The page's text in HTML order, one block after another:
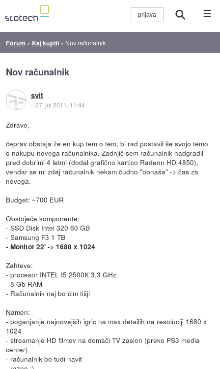
☰
Forum » Kaj kupiti » Nov računalnik
Nov računalnik
svit
::27. jul 2011, 11:44
Zdravo,
čeprav obstaja že en kup tem o tem, bi rad postavil še svojo temo
o nakupu novega računalnika. Zadnjič sem računalnik nadgradil
pred dobrimi 4 letmi (dodal grafično kartico Radeon HD 4850),
vendar se mi zdaj računalnik nekam čudno "obnaša" -> čas za
novega.
Budget: ~700 EUR
Obstoječe komponente:
- SSD Disk Intel 320 80 GB
- Samsung F3 1 TB
- Monitor 22' -> 1680 x 1024
Zahteve:
- procesor INTEL I5 2500K 3,3 GHz
- 8 Gb RAM
- Računalnik naj bo čim tišji
Namen:
- poganjanje najnovejših igric na max detailih na resoluciji 1680 x
1024
- streamanje HD filmov na domači TV zaslon (preko PS3 media
center)
- računalnik bo tudi navit